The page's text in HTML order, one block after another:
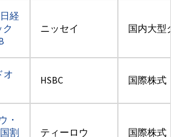
経
ク
ニッセイ 国内大型
オ
HSBC 国際株式
・
割
ティーロウ 国際株式